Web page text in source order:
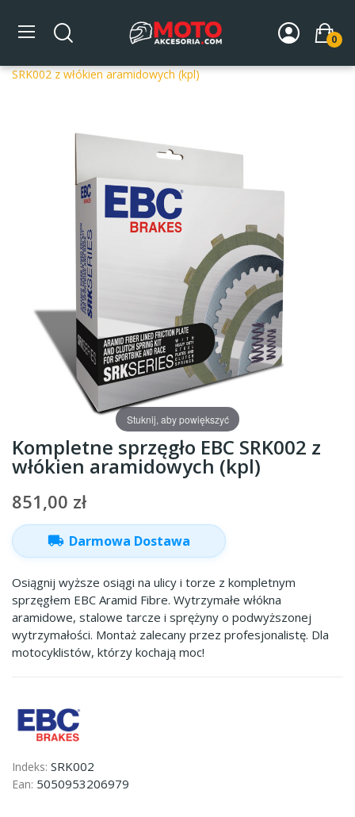
0
Strona główna DLA MOTOCYKLA
Części silnikowe
SRK002 z włókien aramidowych (kpl)
Stuknij, aby powiększyć
Kompletne sprzęgło EBC SRK002 z
włókien aramidowych (kpl)
851,00 zł
local_shipping Darmowa Dostawa
Osiągnij wyższe osiągi na ulicy i torze z kompletnym
sprzęgłem EBC Aramid Fibre. Wytrzymałe włókna
aramidowe, stalowe tarcze i sprężyny o podwyższonej
wytrzymałości. Montaż zalecany przez profesjonalistę. Dla
motocyklistów, którzy kochają moc!
Indeks: SRK002
Ean: 5050953206979